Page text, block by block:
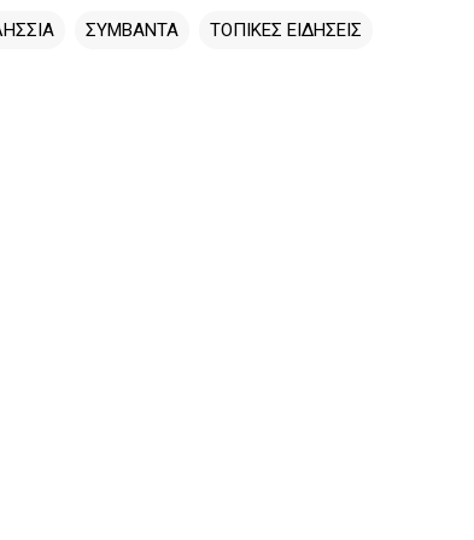
ΣΥΜΒΑΝΤΑ ΤΟΠΙΚΕΣ ΕΙΔΗΣΕΙΣ